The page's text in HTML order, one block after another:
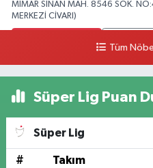
MİMAR SİNAN MAH. 8546 SOK.
MERKEZİ CİVARI)
Tüm
Süper Lig Puan
Süper Lig
# Takım